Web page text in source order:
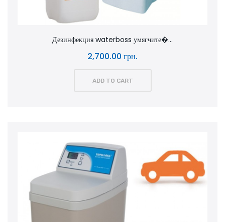
Дезинфекция waterboss умягчите�...
2,700.00 грн.
ADD TO CART